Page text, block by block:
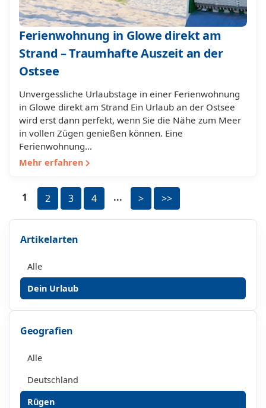
Ferienwohnung in Glowe direkt am
Strand – Traumhafte Auszeit an der
Ostsee
Unvergessliche Urlaubstage in einer Ferienwohnung
in Glowe direkt am Strand Ein Urlaub an der Ostsee
wird erst dann perfekt, wenn Sie die Nähe zum Meer
in vollen Zügen genießen können. Eine
Ferienwohnung…
Mehr erfahren
1 2 3 4 ... > >>
Artikelarten
Alle
Dein Urlaub
Geografien
Alle
Deutschland
Rügen